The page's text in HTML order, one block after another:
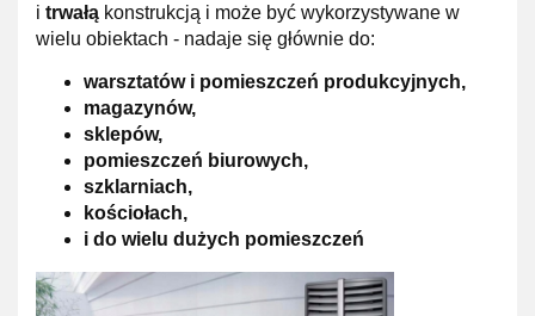
i trwałą konstrukcją i może być wykorzystywane w
wielu obiektach - nadaje się głównie do:
warsztatów i pomieszczeń produkcyjnych,
magazynów,
sklepów,
pomieszczeń biurowych,
szklarniach,
kościołach,
i do wielu dużych pomieszczeń